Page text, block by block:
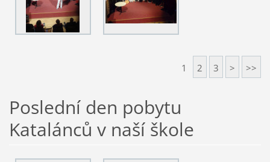
1 2 3 > >>
Poslední den pobytu
Katalánců v naší škole